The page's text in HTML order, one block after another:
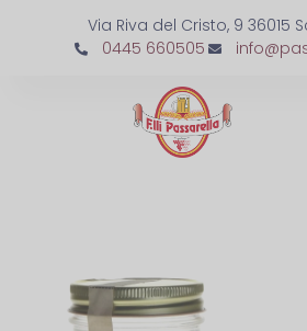
Via Riva del Cristo, 9 36015
0445 660505